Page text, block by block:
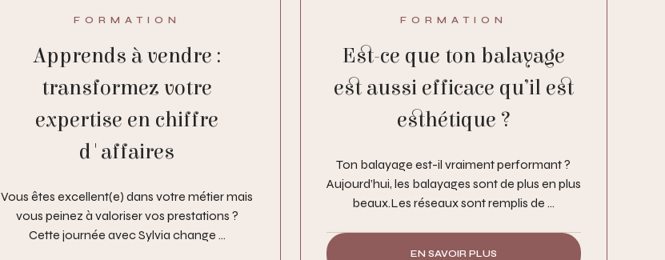
FORMATION
Apprends à vendre :
transformez votre
expertise en chiffre
d'affaires
Vous êtes excellent(e) dans votre métier mais
vous peinez à valoriser vos prestations ?
Cette journée avec Sylvia change ...
FORMATION
Est-ce que ton balayage
est aussi efficace qu’il est
esthétique ?
Ton balayage est-il vraiment performant ?
Aujourd’hui, les balayages sont de plus en plus
beaux.Les réseaux sont remplis de ...
EN SAVOIR PLUS